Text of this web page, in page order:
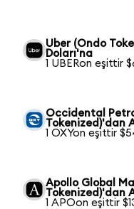
Uber (Ondo
Doları'na
1 UBERon eşittir
Occidental
Tokenized)'dan
1 OXYon eşittir
Apollo Global
Tokenized)'dan
1 APOon eşittir